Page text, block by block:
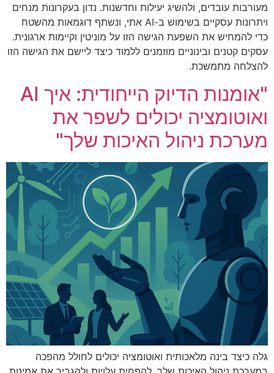
מעורבות עובדים, ולהשיג יעילות וחדשנות. נדון בעקרונות מנחים
ויתרונות עסקיים בשימוש ב-AI אתי, ונשתף דוגמאות מהשטח
כדי להמחיש את השפעת הגישה הזו על מוניטין וקיימות ארגונית.
עסקים קטנים ובינוניים מוזמנים ללמוד כיצד ליישם את הגישה הזו
להצלחה מתמשכת.
"אומנות הדיוק הייחודית: איך AI
ואוטומציה יכולים לשפר את
מערכת ניהול האיכות שלך"
גלה כיצד בינה מלאכותית ואוטומציה יכולים לחולל מהפכה